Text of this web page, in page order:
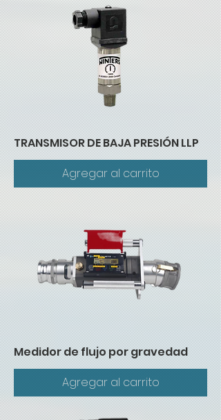
TRANSMISOR DE BAJA PRESIÓN LLP
Agregar al carrito
Medidor de flujo por gravedad
Agregar al carrito